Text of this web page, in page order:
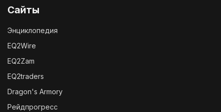
Сайты
Энциклопедия
EQ2Wire
EQ2Zam
EQ2traders
Dragon's Armory
Рейдпрогресс